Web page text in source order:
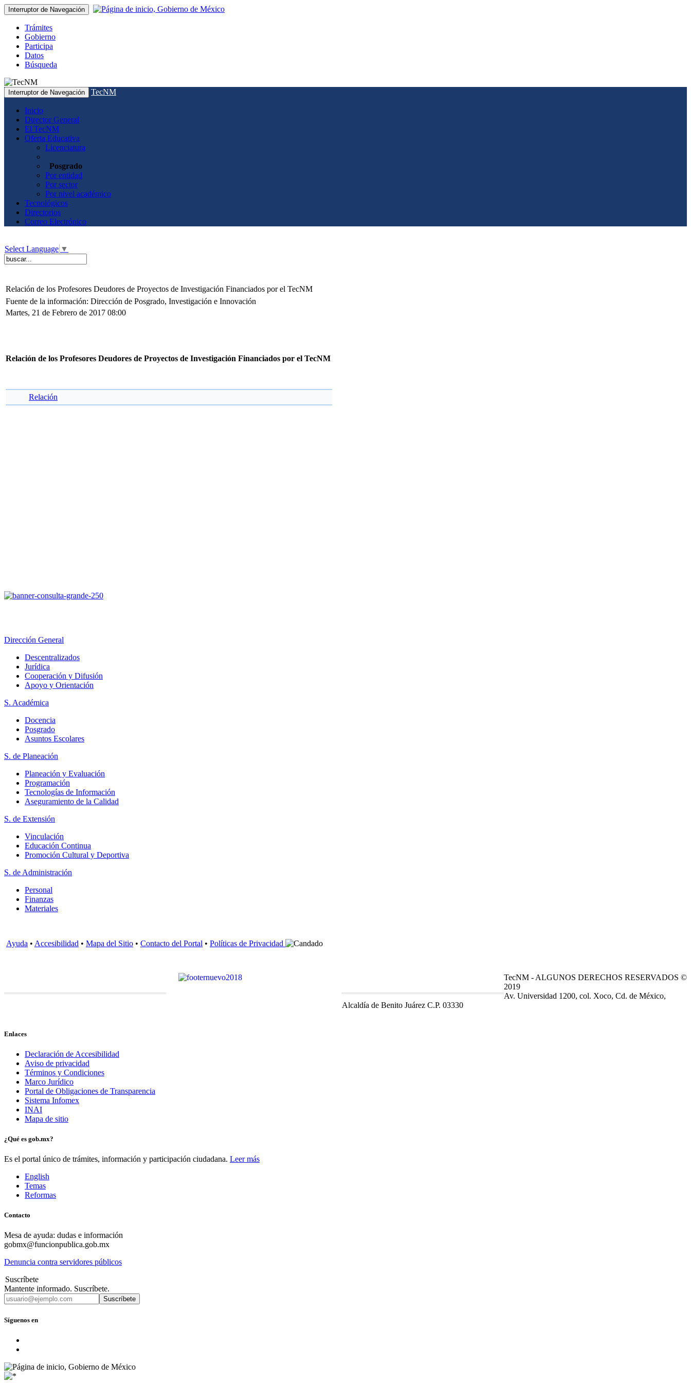
Interruptor de Navegación
Trámites
Gobierno
Participa
Datos
Búsqueda
Interruptor de Navegación TecNM
Inicio
Director General
El TecNM
Oferta Educativa
Licenciatura
Posgrado
Por entidad
Por sector
Por nivel académico
Tecnológicos
Directorios
Correo Electrónico
Select Language ▼
Relación de los Profesores Deudores de Proyectos de Investigación Financiados por el TecNM
Fuente de la información: Dirección de Posgrado, Investigación e Innovación
Martes, 21 de Febrero de 2017 08:00
Relación de los Profesores Deudores de Proyectos de Investigación Financiados por el TecNM
Relación
Dirección General
Descentralizados
Jurídica
Cooperación y Difusión
Apoyo y Orientación
S. Académica
Docencia
Posgrado
Asuntos Escolares
S. de Planeación
Planeación y Evaluación
Programación
Tecnologías de Información
Aseguramiento de la Calidad
S. de Extensión
Vinculación
Educación Continua
Promoción Cultural y Deportiva
S. de Administración
Personal
Finanzas
Materiales
Ayuda • Accesibilidad • Mapa del Sitio • Contacto del Portal • Políticas de Privacidad
TecNM - ALGUNOS DERECHOS RESERVADOS ©
2019
Av. Universidad 1200, col. Xoco, Cd. de México,
Alcaldía de Benito Juárez C.P. 03330
Enlaces
Declaración de Accesibilidad
Aviso de privacidad
Términos y Condiciones
Marco Jurídico
Portal de Obligaciones de Transparencia
Sistema Infomex
INAI
Mapa de sitio
¿Qué es gob.mx?
Es el portal único de trámites, información y participación ciudadana. Leer más
English
Temas
Reformas
Contacto
Mesa de ayuda: dudas e información
gobmx@funcionpublica.gob.mx
Denuncia contra servidores públicos
Suscríbete
Mantente informado. Suscríbete.
Suscríbete
Síguenos en